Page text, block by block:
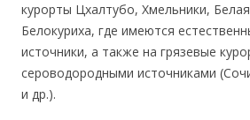
курорты Цхалтубо, Хмельники,
Белокуриха, где имеются
источники, а также на грязевые
сероводородными источниками
и др.).